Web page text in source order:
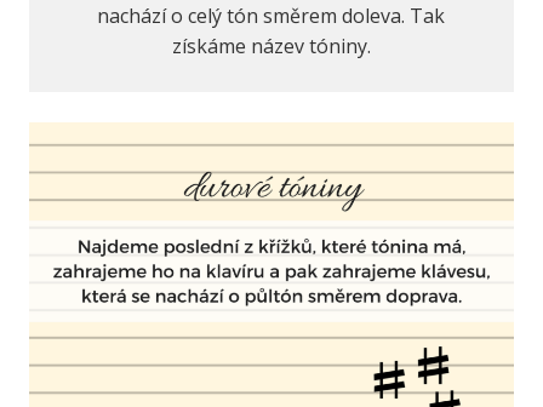
nachází o celý tón směrem doleva. Tak
získáme název tóniny.